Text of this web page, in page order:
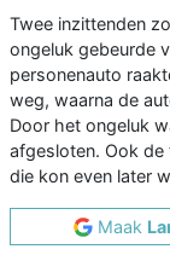
Twee inzittenden
ongeluk gebeurde
personenauto
weg, waarna de
Door het ongeluk
afgesloten. Ook
die kon even later
Maak